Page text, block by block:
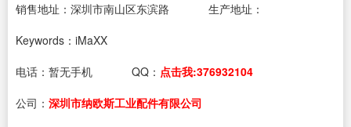
销售地址：深圳市南山区东滨路
生产地址：
Keywords：iMaXX
电话： 暂无手机 QQ： 点击我:376932104
公司： 深圳市纳欧斯工业配件有限公司